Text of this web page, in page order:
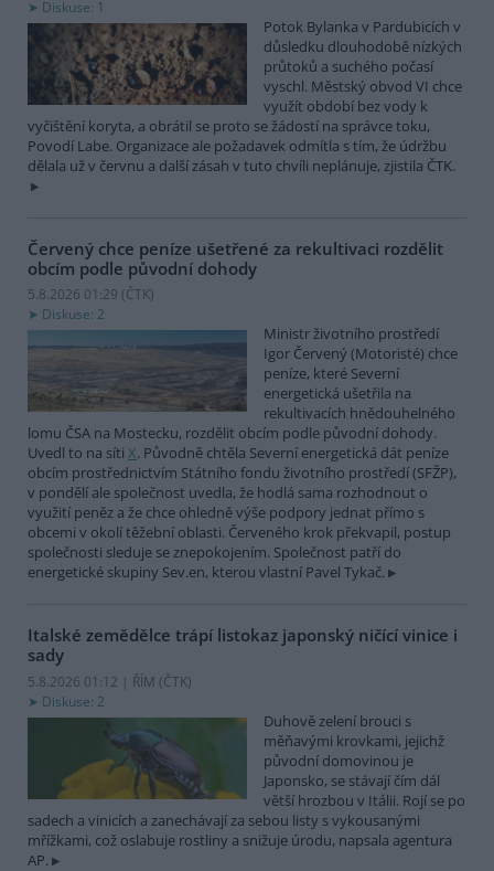
Diskuse: 1
Potok Bylanka v Pardubicích v
důsledku dlouhodobě nízkých
průtoků a suchého počasí
vyschl. Městský obvod VI chce
využít období bez vody k
vyčištění koryta, a obrátil se proto se žádostí na správce toku,
Povodí Labe. Organizace ale požadavek odmítla s tím, že údržbu
dělala už v červnu a další zásah v tuto chvíli neplánuje, zjistila ČTK.
Červený chce peníze ušetřené za rekultivaci rozdělit
obcím podle původní dohody
5.8.2026 01:29 (ČTK)
Diskuse: 2
Ministr životního prostředí
Igor Červený (Motoristé) chce
peníze, které Severní
energetická ušetřila na
rekultivacích hnědouhelného
lomu ČSA na Mostecku, rozdělit obcím podle původní dohody.
Uvedl to na síti X. Původně chtěla Severní energetická dát peníze
obcím prostřednictvím Státního fondu životního prostředí (SFŽP),
v pondělí ale společnost uvedla, že hodlá sama rozhodnout o
využití peněz a že chce ohledně výše podpory jednat přímo s
obcemi v okolí těžební oblasti. Červeného krok překvapil, postup
společnosti sleduje se znepokojením. Společnost patří do
energetické skupiny Sev.en, kterou vlastní Pavel Tykač.
Italské zemědělce trápí listokaz japonský ničící vinice i
sady
5.8.2026 01:12 | ŘÍM (ČTK)
Diskuse: 2
Duhově zelení brouci s
měňavými krovkami, jejichž
původní domovinou je
Japonsko, se stávají čím dál
větší hrozbou v Itálii. Rojí se po
sadech a vinicích a zanechávají za sebou listy s vykousanými
mřížkami, což oslabuje rostliny a snižuje úrodu, napsala agentura
AP.